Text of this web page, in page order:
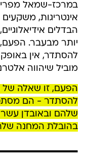
במרכז-שמאל
אינטריגות, משקעים
הבדלים
יותר מבעבר. הפעם,
להסתדר, אין
מוביל שיהווה
הפעם, זו שאלה של
להסתדר - הם
שלהם ובאובדן
בהובלת המחנה